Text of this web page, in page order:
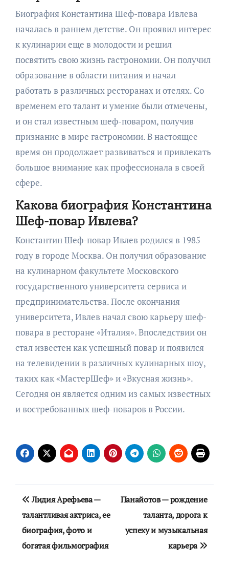
Биография Константина Шеф-повара Ивлева
началась в раннем детстве. Он проявил интерес
к кулинарии еще в молодости и решил
посвятить свою жизнь гастрономии. Он получил
образование в области питания и начал
работать в различных ресторанах и отелях. Со
временем его талант и умение были отмечены,
и он стал известным шеф-поваром, получив
признание в мире гастрономии. В настоящее
время он продолжает развиваться и привлекать
большое внимание как профессионала в своей
сфере.
Какова биография Константина
Шеф-повар Ивлева?
Константин Шеф-повар Ивлев родился в 1985
году в городе Москва. Он получил образование
на кулинарном факультете Московского
государственного университета сервиса и
предпринимательства. После окончания
университета, Ивлев начал свою карьеру шеф-
повара в ресторане «Италия». Впоследствии он
стал известен как успешный повар и появился
на телевидении в различных кулинарных шоу,
таких как «МастерШеф» и «Вкусная жизнь».
Сегодня он является одним из самых известных
и востребованных шеф-поваров в России.
Навигация
по
записям
Лидия Арефьева —
талантливая актриса, ее
биография, фото и
богатая фильмография
Панайотов — рождение
таланта, дорога к
успеху и музыкальная
карьера